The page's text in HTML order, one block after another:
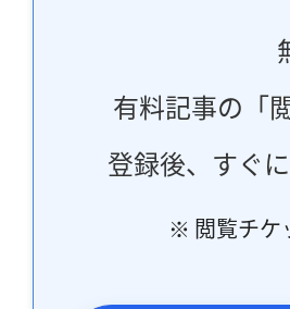
有料記事の「
登録後、すぐ
※ 閲覧チケ